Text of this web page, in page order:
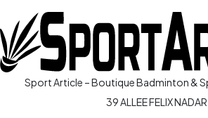
Sport Article – Boutique Badminton &
39 ALLEE FELIX NADAR